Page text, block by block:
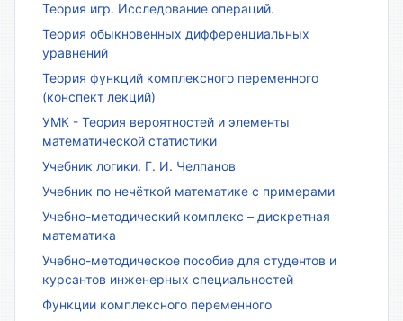
Теория игр. Исследование операций.
Теория обыкновенных дифференциальных
уравнений
Теория функций комплексного переменного
(конспект лекций)
УМК - Теория вероятностей и элементы
математической статистики
Учебник логики. Г. И. Челпанов
Учебник по нечёткой математике с примерами
Учебно-методический комплекс – дискретная
математика
Учебно-методическое пособие для студентов и
курсантов инженерных специальностей
Функции комплексного переменного